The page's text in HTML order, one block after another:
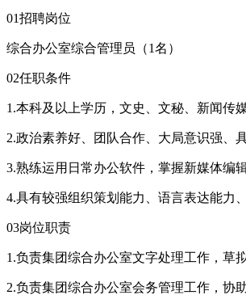
01招聘岗位
综合办公室综合管理员（1名）
02任职条件
1.本科及以上学历，文史、文秘、新闻传
2.政治素养好、团队合作、大局意识强、
3.熟练运用日常办公软件，掌握新媒体编
4.具有较强组织策划能力、语言表达能力
03岗位职责
1.负责集团综合办公室文字处理工作，草
2.负责集团综合办公室会务管理工作，协